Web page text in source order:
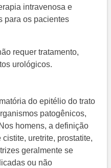
intravenosa e
para os pacientes
requer tratamento,
urológicos.
do epitélio do trato
patogênicos,
homens, a definição
uretrite, prostatite,
geralmente se
ou não